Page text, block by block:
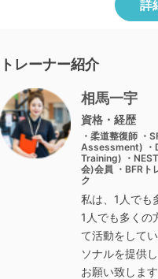
詳
トレーナー紹介
相馬一宇
資格・経歴
・柔道整復師
Assessment) ・
Training) ・
会)会員 ・BFRト
ク
私は、1人でも
1人でも多くの
て活動をして
ソナルを提供
お願い致します